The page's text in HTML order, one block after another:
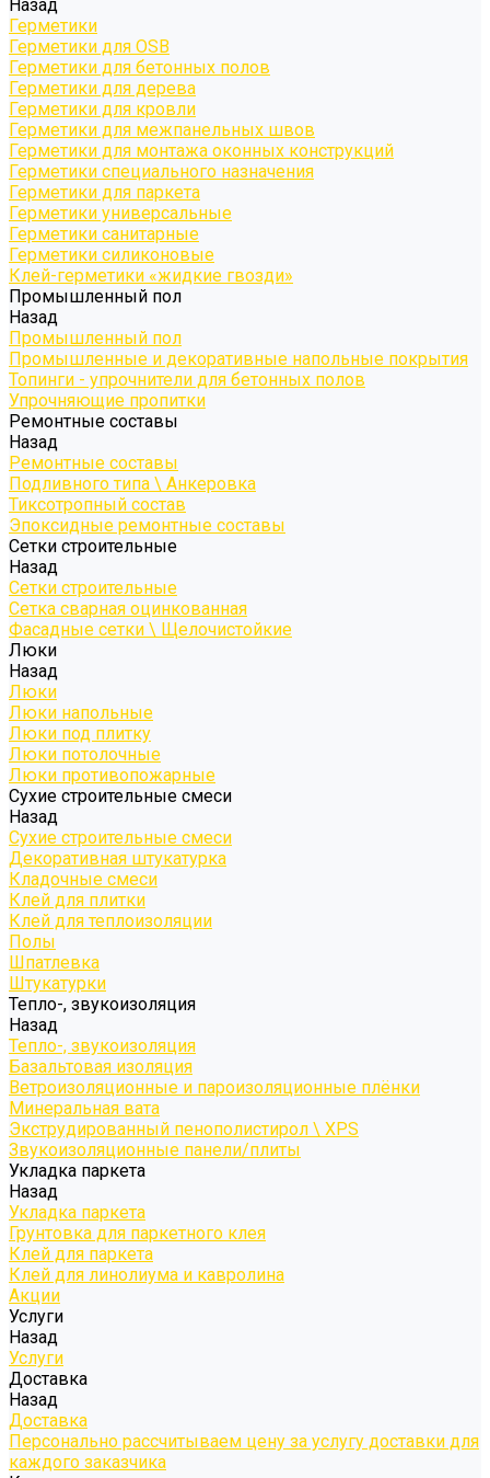
Назад
Герметики
Герметики для OSB
Герметики для бетонных полов
Герметики для дерева
Герметики для кровли
Герметики для межпанельных швов
Герметики для монтажа оконных конструкций
Герметики специального назначения
Герметики для паркета
Герметики универсальные
Герметики санитарные
Герметики силиконовые
Клей-герметики «жидкие гвозди»
Промышленный пол
Назад
Промышленный пол
Промышленные и декоративные напольные покрытия
Топинги - упрочнители для бетонных полов
Упрочняющие пропитки
Ремонтные составы
Назад
Ремонтные составы
Подливного типа \ Анкеровка
Тиксотропный состав
Эпоксидные ремонтные составы
Сетки строительные
Назад
Сетки строительные
Сетка сварная оцинкованная
Фасадные сетки \ Щелочистойкие
Люки
Назад
Люки
Люки напольные
Люки под плитку
Люки потолочные
Люки противопожарные
Сухие строительные смеси
Назад
Сухие строительные смеси
Декоративная штукатурка
Кладочные смеси
Клей для плитки
Клей для теплоизоляции
Полы
Шпатлевка
Штукатурки
Тепло-, звукоизоляция
Назад
Тепло-, звукоизоляция
Базальтовая изоляция
Ветроизоляционные и пароизоляционные плёнки
Минеральная вата
Экструдированный пенополистирол \ XPS
Звукоизоляционные панели/плиты
Укладка паркета
Назад
Укладка паркета
Грунтовка для паркетного клея
Клей для паркета
Клей для линолиума и кавролина
Акции
Услуги
Назад
Услуги
Доставка
Назад
Доставка
Персонально рассчитываем цену за услугу доставки для
каждого заказчика